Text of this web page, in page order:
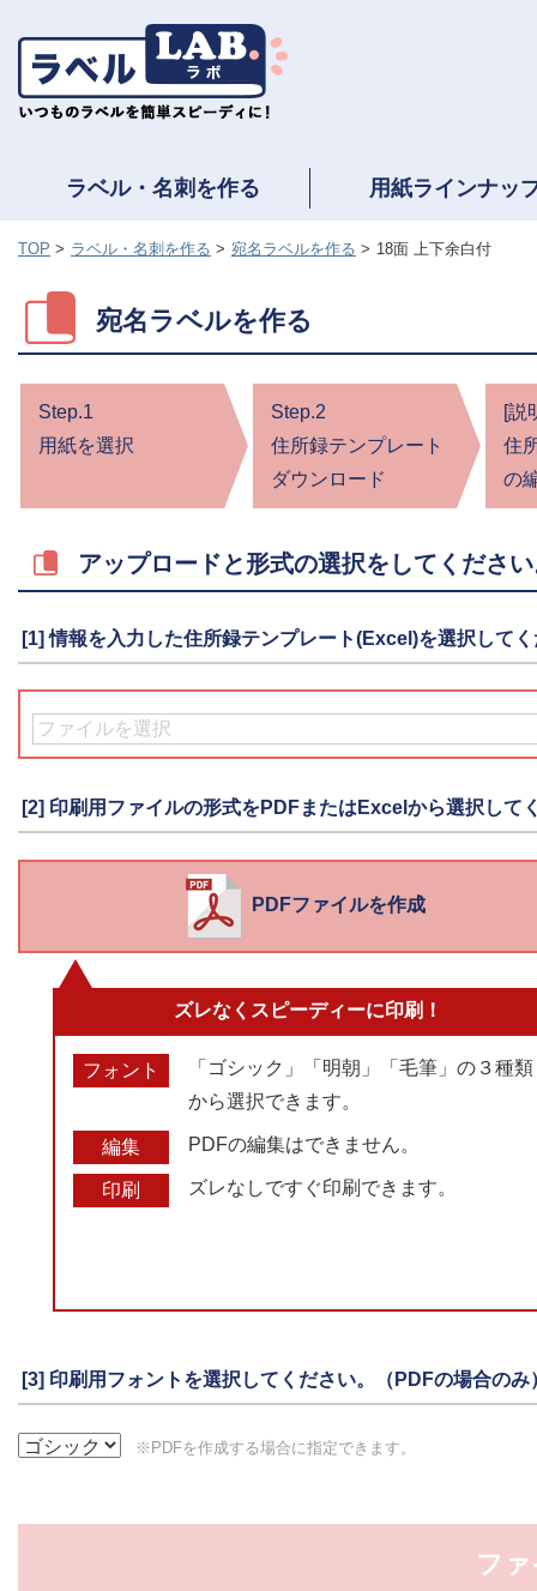
ラベル・名刺を作る 用紙ラインナッ
TOP ラベル・名刺を作る 宛名ラベルを作る 18面 上下余白付
宛名ラベルを作る
Step.1
用紙を選択
Step.2
住所録テンプレート
ダウンロード
[説
住
の
アップロードと形式の選択をしてくださ
[1] 情報を入力した住所録テンプレート(Excel)を選択して
[2] 印刷用ファイルの形式をPDFまたはExcelから選択して
PDFファイルを作成
ズレなくスピーディーに印刷！
フォント
「ゴシック」「明朝」「毛筆」の３種類
から選択できます。
編集 PDFの編集はできません。
印刷 ズレなしですぐ印刷できます。
[3] 印刷用フォントを選択してください。（PDFの場合のみ
※PDFを作成する場合に指定できます。
フ